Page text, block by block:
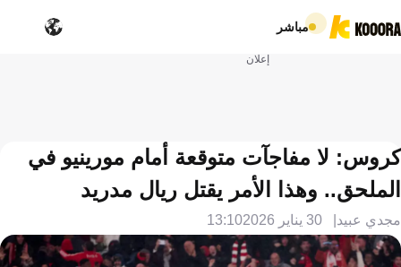
مباشر
إعلان
كروس: لا مفاجآت متوقعة أمام مورينيو في
الملحق.. وهذا الأمر يقتل ريال مدريد
مجدي عبيد 30 يناير 2026 13:10